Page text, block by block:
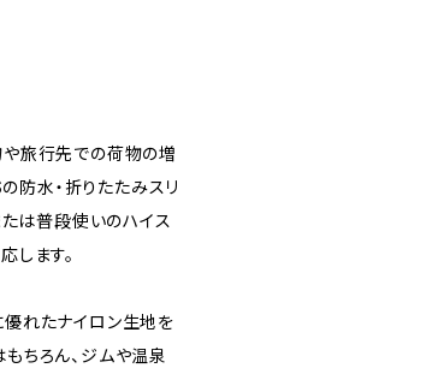
や旅行先での荷物の増
防水・折りたたみスリ
たは普段使いのハイス
します。
優れたナイロン生地を
ちろん、ジムや温泉